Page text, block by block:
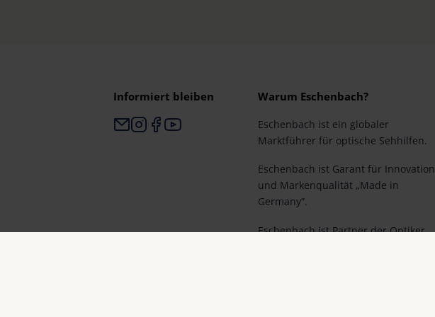
Informiert bleiben Warum Eschenbach?
Eschenbach ist ein globaler
Marktführer für optische Sehhilfen.
Eschenbach ist Garant für Innovation
und Markenqualität „Made in
Germany“.
Eschenbach ist Partner der Optiker